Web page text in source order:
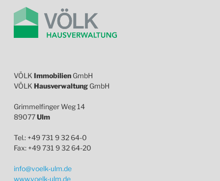
VÖLK Immobilien GmbH
VÖLK Hausverwaltung GmbH
Grimmelfinger Weg 14
89077Ulm
Tel.: +49 731 9 32 64-0
Fax: +49 731 9 32 64-20
info@voelk-ulm.de
www.voelk-ulm.de